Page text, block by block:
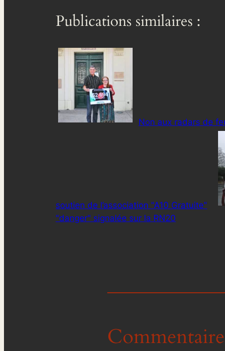
Publications similaires :
Non aux radars de
soutien de l’association "A10 Gratuite"
"danger" signalée sur la RN20